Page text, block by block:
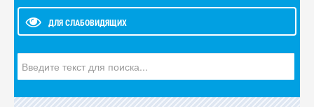
ДЛЯ СЛАБОВИДЯЩИХ